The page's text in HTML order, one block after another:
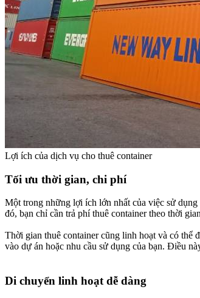
Lợi ích của dịch vụ cho thuê container
Tối ưu thời gian, chi phí​
Một trong những lợi ích lớn nhất của việc sử dụng
đó, bạn chỉ cần trả phí thuê container theo thời
Thời gian thuê container cũng linh hoạt và có thể
vào dự án hoặc nhu cầu sử dụng của bạn. Điều
Di chuyển linh hoạt dễ dàng​